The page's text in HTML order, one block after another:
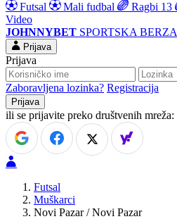
Futsal
Mali fudbal Ragbi 13
Video
JOHNNYBET SPORTSKA BERZA
Prijava
Prijava
Zaboravljena lozinka? Registracija
ili se prijavite preko društvenih mreža:
Futsal
Muškarci
Novi Pazar / Novi Pazar